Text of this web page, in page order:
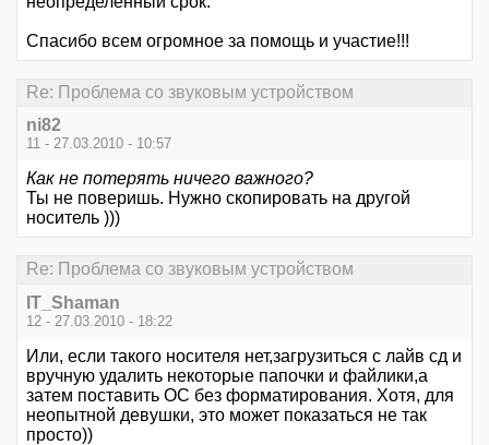
Спасибо всем огромное за помощь и участие!!!
Re: Проблема со звуковым устройством
ni82
11 - 27.03.2010 - 10:57
Как не потерять ничего важного?
Ты не поверишь. Нужно скопировать на другой
носитель )))
Re: Проблема со звуковым устройством
IT_Shaman
12 - 27.03.2010 - 18:22
Или, если такого носителя нет,загрузиться с лайв сд и
вручную удалить некоторые папочки и файлики,а
затем поставить ОС без форматирования. Хотя, для
неопытной девушки, это может показаться не так
просто))